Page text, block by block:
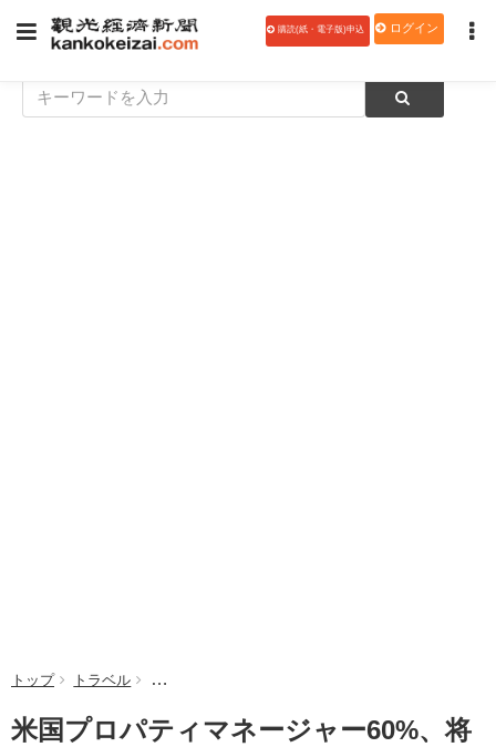
購読(紙・電子版)申込 ログイン
トップ トラベル 米国プロパティマネージャー60%、将来不安なるも
米国プロパティマネージャー60%、将